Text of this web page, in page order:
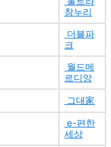
참누리
더블파
크
월드메
르디앙
그대家
e-편한
세상